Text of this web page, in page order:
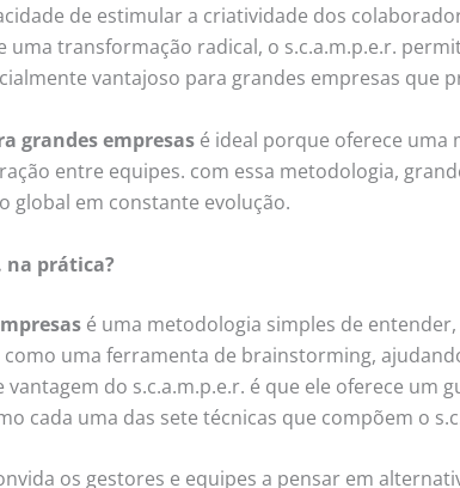
de estimular a criatividade dos
uma transformação radical, o s.c.a.m.p.e.r.
vantajoso para grandes empresas que
grandes empresas é ideal porque oferece uma
entre equipes. com essa metodologia,
global em constante evolução.
na prática?
é uma metodologia simples de
como uma ferramenta de brainstorming,
do s.c.a.m.p.e.r. é que ele oferece
cada uma das sete técnicas que compõem o
os gestores e equipes a pensar em